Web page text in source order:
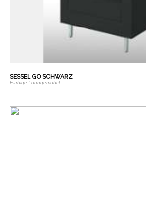
SESSEL GO SCHWARZ
Farbige Loungemöbel